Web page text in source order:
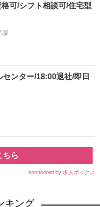
可/シフト相談可/住宅型
塚
ンター/18:00退社/即日
ちら
sponsored by 求人ボックス
キング